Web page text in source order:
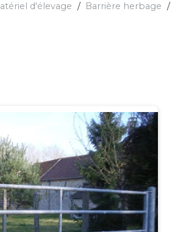
d'élevage Barrière herbage